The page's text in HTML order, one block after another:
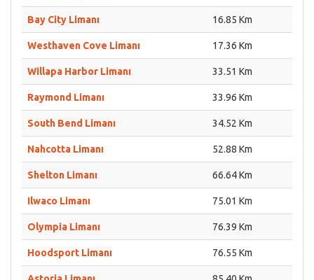
Bay City Limanı 16.85 Km
Westhaven Cove Limanı 17.36 Km
Willapa Harbor Limanı 33.51 Km
Raymond Limanı 33.96 Km
South Bend Limanı 34.52 Km
Nahcotta Limanı 52.88 Km
Shelton Limanı 66.64 Km
Ilwaco Limanı 75.01 Km
Olympia Limanı 76.39 Km
Hoodsport Limanı 76.55 Km